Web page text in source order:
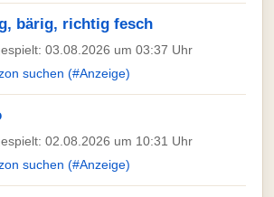
bärig, richtig fesch
03.08.2026 um 03:37 Uhr
suchen (#Anzeige)
02.08.2026 um 10:31 Uhr
suchen (#Anzeige)